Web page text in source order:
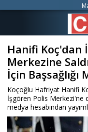
Hanifi Koç'dan
Merkezine
İçin Başsağlığı
Koçoğlu Hafriyat Hanifi
İşgören Polis Merkezi'ne
medya hesabından